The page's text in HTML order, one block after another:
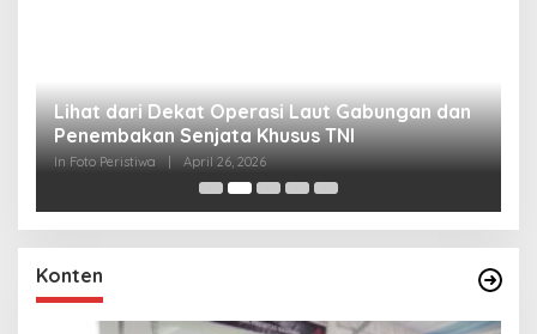
Lihat dari Dekat Operasi Laut Gabungan dan
Penembakan Senjata Khusus TNI
In Foto Peristiwa | April 26, 2026
Konten